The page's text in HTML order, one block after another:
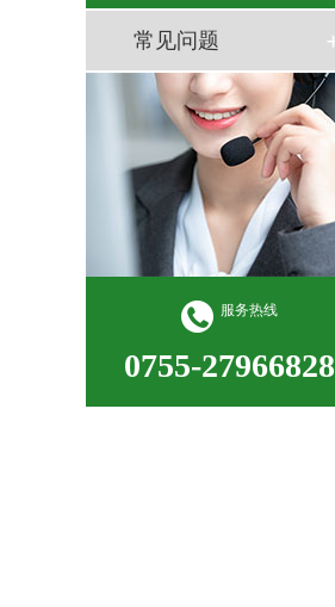
常见问题
服务热线
0755-27966828